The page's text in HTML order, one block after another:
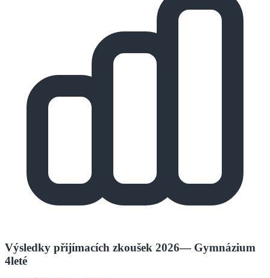
Výsledky přijímacích zkoušek 2026— Gymnázium
4leté